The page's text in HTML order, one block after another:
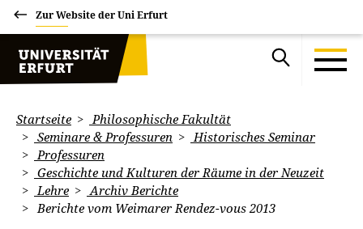
Zur Website der Uni Erfurt
Startseite
Philosophische Fakultät
Seminare & Professuren
Historisches Seminar
Professuren
Geschichte und Kulturen der Räume in der Neuzeit
Lehre
Archiv Berichte
Berichte vom Weimarer Rendez-vous 2013